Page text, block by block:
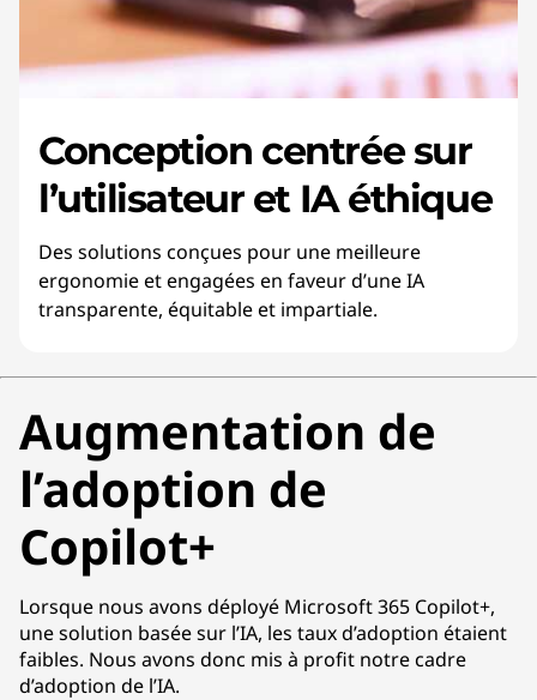
Conception centrée sur
l’utilisateur et IA éthique
Des solutions conçues pour une meilleure
ergonomie et engagées en faveur d’une IA
transparente, équitable et impartiale.
Augmentation de
l’adoption de
Copilot+
Lorsque nous avons déployé Microsoft 365 Copilot+,
une solution basée sur l’IA, les taux d’adoption étaient
faibles. Nous avons donc mis à profit notre cadre
d’adoption de l’IA.